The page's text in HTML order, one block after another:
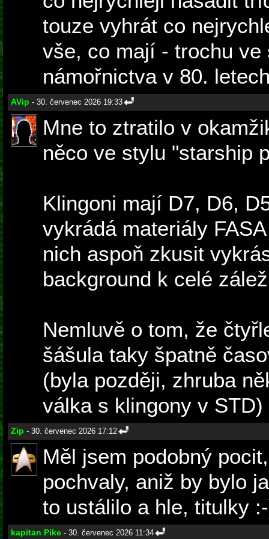
touze vyhrát co
vše, co mají - trochu ve
námořnictva v 80.
AVip - 30. červenec 2026 19:33
Mne to ztratilo v
něco ve stylu "starship
Klingoni mají D7, D6,
vykrádá materiály
nich aspoň zkusit
background k celé
Nemluvě o tom, že
šášula taky špatně
(byla později, zhruba
válka s klingony v STD)
Zip - 30. červenec 2026 17:12
Měl jsem podobný
pochvaly, aniž by bylo
to ustálilo a hle, titulky
kapitan Pike - 30. červenec 2026 11:34